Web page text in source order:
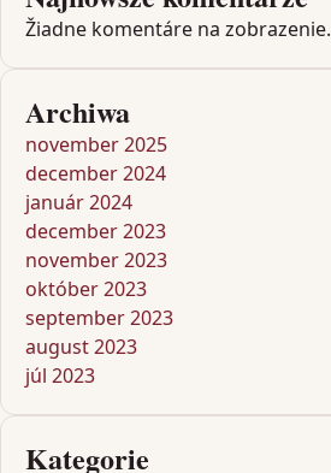
Žiadne komentáre na zobrazenie.
Archiwa
november 2025
december 2024
január 2024
december 2023
november 2023
október 2023
september 2023
august 2023
júl 2023
Kategorie